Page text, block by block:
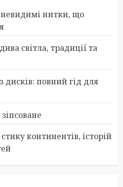
невидимі нитки, що
світла, традиції та
дисків: повний гід для
континентів, історій